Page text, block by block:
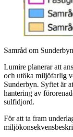
Samråd om
Lumire planerar att
och utöka miljöfarlig
Sunderbyn. Syftet är
hantering av
sulfidjord.
För att ta fram